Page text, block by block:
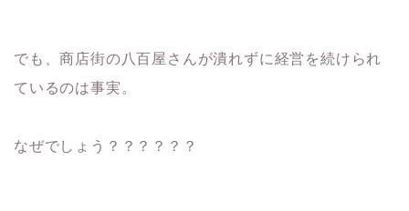
でも、商店街の八百屋さんが潰れずに経営を続けられ
ているのは事実。
なぜでしょう？？？？？？